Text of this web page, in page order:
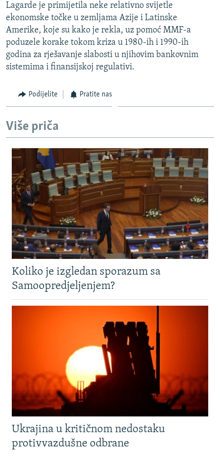
TV LIBERTY
POST SCRIPTUM
MOJA EVROPA
TRI DECENIJE OD RATA U BIH
NASTANAK I RASPAD JUGOSLAVIJE
Sve RFE/RL stranice
Lagarde je primijetila neke relativno svijetle
ekonomske točke u zemljama Azije i Latinske
Amerike, koje su kako je rekla, uz pomoć MMF-a
poduzele korake tokom kriza u 1980-ih i 1990-ih
godina za rješavanje slabosti u njihovim bankovnim
sistemima i finansijskoj regulativi.
Podijelite Pratite nas
Više priča
Koliko je izgledan sporazum sa
Samoopredjeljenjem?
Ukrajina u kritičnom nedostaku
protivvazdušne odbrane